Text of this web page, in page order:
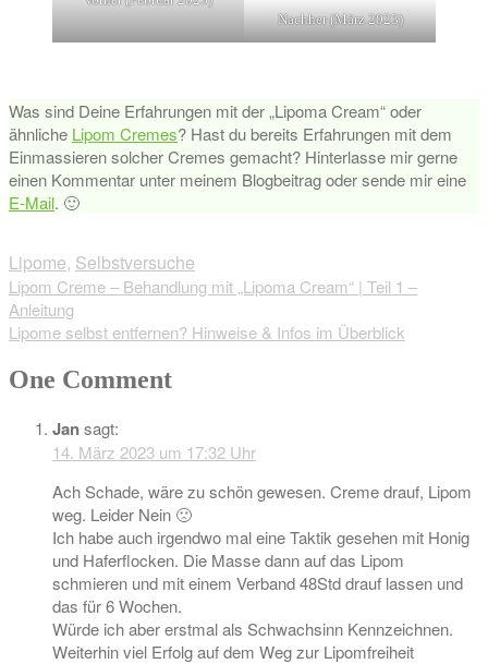
Nachher (März 2023)
Was sind Deine Erfahrungen mit der „Lipoma Cream“ oder
ähnliche Lipom Cremes? Hast du bereits Erfahrungen mit dem
Einmassieren solcher Cremes gemacht? Hinterlasse mir gerne
einen Kommentar unter meinem Blogbeitrag oder sende mir eine
E-Mail. 🙂
Lipome, Selbstversuche
Beitragsnavigation
Lipom Creme – Behandlung mit „Lipoma Cream“ | Teil 1 –
Anleitung
Lipome selbst entfernen? Hinweise & Infos im Überblick
One Comment
Jansagt:
14. März 2023 um 17:32 Uhr
Ach Schade, wäre zu schön gewesen. Creme drauf, Lipom
weg. Leider Nein 🙁
Ich habe auch irgendwo mal eine Taktik gesehen mit Honig
und Haferflocken. Die Masse dann auf das Lipom
schmieren und mit einem Verband 48Std drauf lassen und
das für 6 Wochen.
Würde ich aber erstmal als Schwachsinn Kennzeichnen.
Weiterhin viel Erfolg auf dem Weg zur Lipomfreiheit